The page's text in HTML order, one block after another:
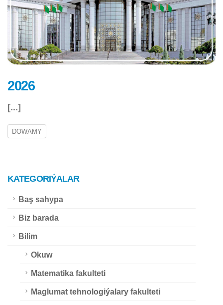
2026
[...]
DOWAMY
KATEGORIÝALAR
Baş sahypa
Biz barada
Bilim
Okuw
Matematika fakulteti
Maglumat tehnologiýalary fakulteti